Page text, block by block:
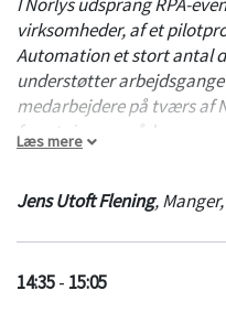
virksomheder, af et
Automation et stort antal
understøtter
medarbejdere på tværs af
forretningsområder.
solide
Læs mere
Jens Utoft Flening,
14:35- 15:05